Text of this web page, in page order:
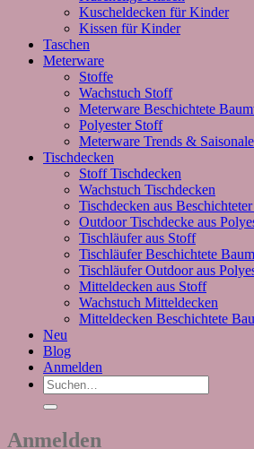
Kuscheldecken für Kinder
Kissen für Kinder
Taschen
Meterware
Stoffe
Wachstuch Stoff
Meterware Beschichtete
Polyester Stoff
Meterware Trends &
Tischdecken
Stoff Tischdecken
Wachstuch Tischdecken
Tischdecken aus
Outdoor Tischdecke aus
Tischläufer aus Stoff
Tischläufer Beschichtete
Tischläufer Outdoor aus
Mitteldecken aus Stoff
Wachstuch Mitteldecken
Mitteldecken Beschichtete
Neu
Blog
Anmelden
Suchen
nach:
Anmelden